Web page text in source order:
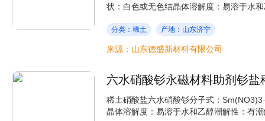
状：白色或无色结晶体溶解度：易溶于水
分类：稀土 产地：山东济宁
来源：山东德盛新材料有限公司
六水硝酸钐永磁材料助剂钐盐
稀土硝酸盐六水硝酸钐分子式：
晶体溶解度：易溶于水和乙醇潮解性：有